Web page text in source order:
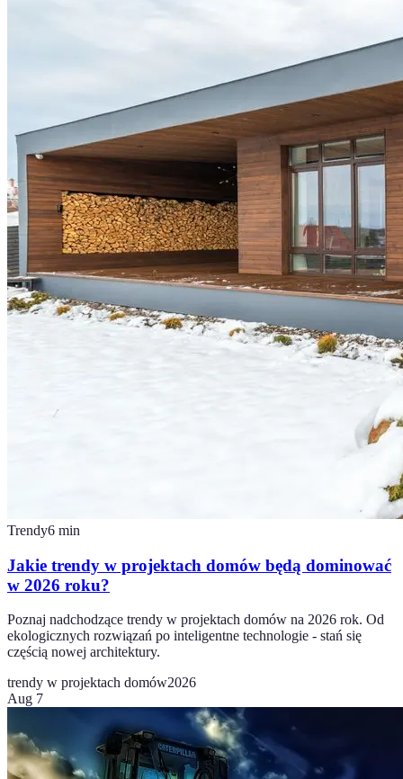
Trendy6 min
Jakie trendy w projektach domów będą dominować
w 2026 roku?
Poznaj nadchodzące trendy w projektach domów na 2026 rok. Od
ekologicznych rozwiązań po inteligentne technologie - stań się
częścią nowej architektury.
trendy w projektach domów2026
Aug 7